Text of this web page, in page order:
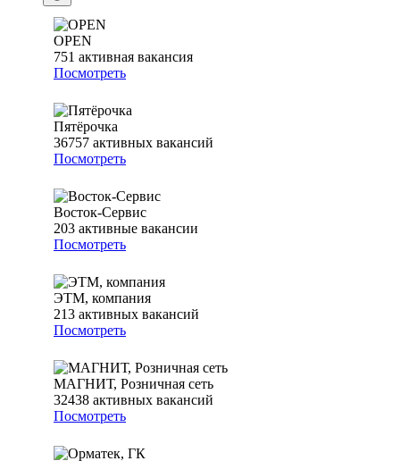
OPEN
751 активная вакансия
Посмотреть
Пятёрочка
36757 активных вакансий
Посмотреть
Восток-Сервис
203 активные вакансии
Посмотреть
ЭТМ, компания
213 активных вакансий
Посмотреть
МАГНИТ, Розничная сеть
32438 активных вакансий
Посмотреть